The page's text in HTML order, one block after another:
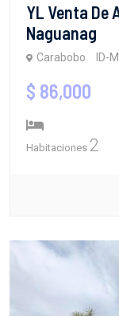
YL Venta De
Naguanag
Carabobo ID-
$ 86,000
Habitaciones 2